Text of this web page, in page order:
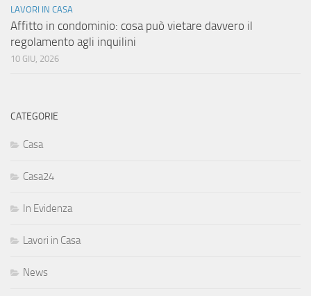
LAVORI IN CASA
Affitto in condominio: cosa può vietare davvero il
regolamento agli inquilini
10 GIU, 2026
CATEGORIE
Casa
Casa24
In Evidenza
Lavori in Casa
News